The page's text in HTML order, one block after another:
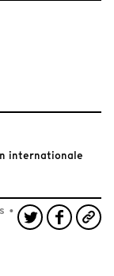
internationale
•